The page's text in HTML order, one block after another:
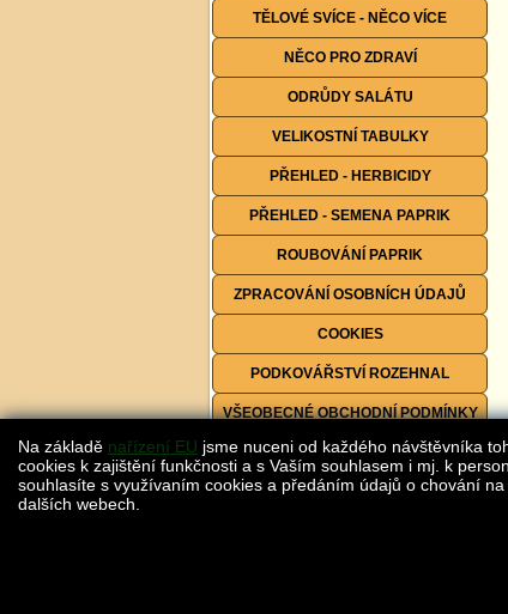
TĚLOVÉ SVÍCE - NĚCO VÍCE
NĚCO PRO ZDRAVÍ
ODRŮDY SALÁTU
VELIKOSTNÍ TABULKY
PŘEHLED - HERBICIDY
PŘEHLED - SEMENA PAPRIK
ROUBOVÁNÍ PAPRIK
ZPRACOVÁNÍ OSOBNÍCH ÚDAJŮ
COOKIES
PODKOVÁŘSTVÍ ROZEHNAL
VŠEOBECNÉ OBCHODNÍ PODMÍNKY
FORMULÁŘE KE STAŽENÍ
Na základě nařízení EU jsme nuceni od každého návštěvníka
cookies k zajištění funkčnosti a s Vaším souhlasem i mj. k
souhlasíte s využívaním cookies a předáním údajů o chování
dalších webech.